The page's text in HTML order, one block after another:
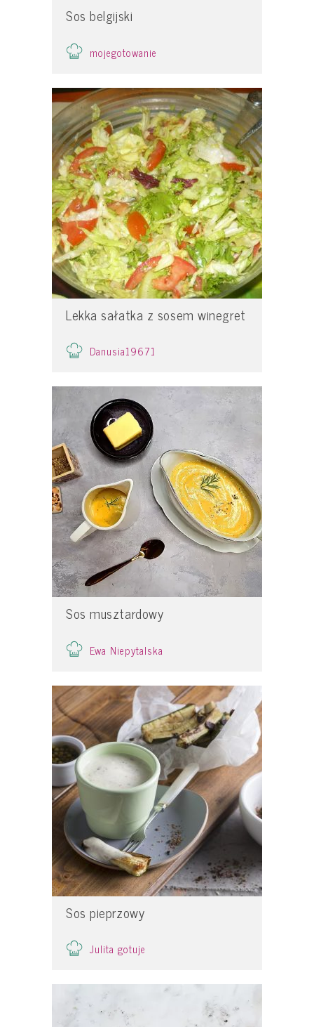
Sos belgijski
mojegotowanie
Lekka sałatka z sosem winegret
Danusia19671
Sos musztardowy
Ewa Niepytalska
Sos pieprzowy
Julita gotuje